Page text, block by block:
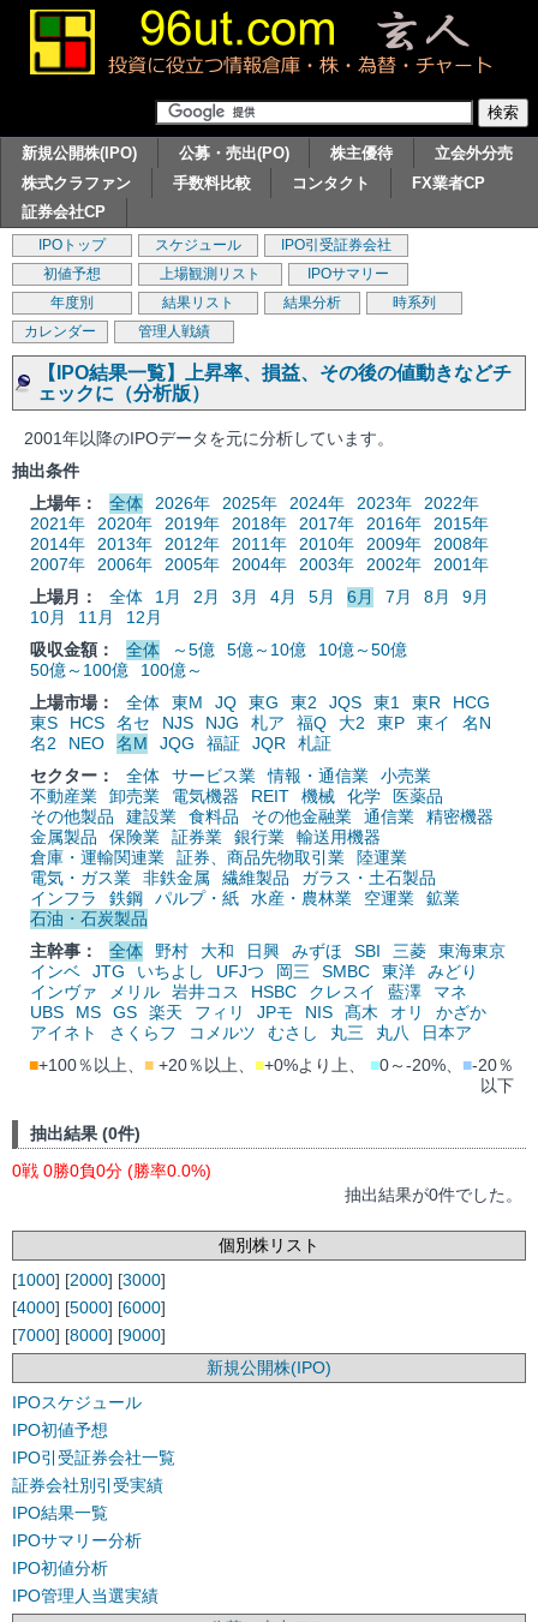
新規公開株(IPO) 公募・売出(PO) 株主優待
立会外分売
株式クラファン
手数料比較 コンタクト
FX業者CP
証券会社CP
IPOトップ スケジュール
IPO引受証券会社
初値予想
上場観測リスト
IPOサマリー
年度別
結果リスト 結果分析
時系列
カレンダー
管理人戦績
【IPO結果一覧】上昇率、損益、その後の値動きなどチ
ェックに（分析版）
2001年以降のIPOデータを元に分析しています。
抽出条件
上場年：
全体 2026年 2025年 2024年 2023年
2022年
2021年
2020年 2019年 2018年 2017年 2016年
2015年
2014年
2013年 2012年 2011年 2010年 2009年
2008年
2007年
2006年 2005年 2004年 2003年 2002年
2001年
上場月：
全体 1月 2月 3月 4月 5月 6月 7月 8月
9月
10月
11月
12月
吸収金額：
全体 ～5億 5億～10億
10億～50億
50億～100億
100億～
上場市場：
全体 東M JQ 東G 東2 JQS 東1 東R
HCG
東S
HCS 名セ NJS NJG 札ア 福Q 大2 東P 東イ
名N
名2
NEO 名M JQG 福証 JQR
札証
セクター：
全体 サービス業 情報・通信業
小売業
不動産業
卸売業 電気機器 REIT 機械 化学
医薬品
その他製品
建設業 食料品 その他金融業 通信業
精密機器
金属製品
保険業 証券業 銀行業
輸送用機器
倉庫・運輸関連業
証券、商品先物取引業
陸運業
電気・ガス業
非鉄金属 繊維製品
ガラス・土石製品
インフラ
鉄鋼 パルプ・紙 水産・農林業 空運業
鉱業
石油・石炭製品
主幹事：
全体 野村 大和 日興 みずほ SBI 三菱
東海東京
インベ
JTG いちよし UFJつ 岡三 SMBC 東洋
みどり
インヴァ
メリル 岩井コス HSBC クレスイ 藍澤
マネ
UBS
MS GS 楽天 フィリ JPモ NIS 髙木 オリ
かざか
アイネト
さくらフ コメルツ むさし 丸三 丸八
日本ア
■+100％以上、 ■ +20％以上、 ■+0%より上、 ■0～-20%、 ■-20％
以下
抽出結果 (0件)
0戦 0勝0負0分 (勝率0.0%)
抽出結果が0件でした。
個別株リスト
[1000] [2000] [3000]
[4000] [5000] [6000]
[7000] [8000] [9000]
新規公開株(IPO)
IPOスケジュール
IPO初値予想
IPO引受証券会社一覧
証券会社別引受実績
IPO結果一覧
IPOサマリー分析
IPO初値分析
IPO管理人当選実績